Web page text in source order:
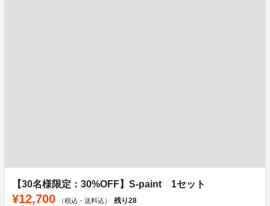
【30名様限定：30%OFF】S-paint 1セット
¥12,700 （税込・送料込） 残り28